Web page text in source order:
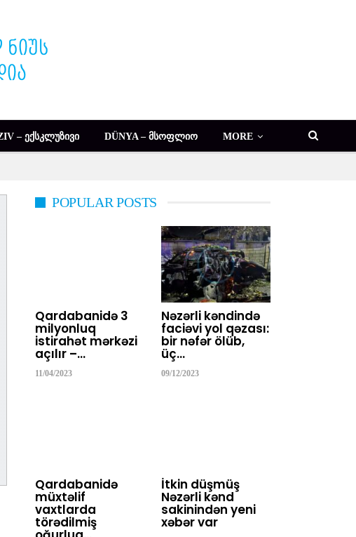
– ᲔᲥᲡᲙᲚᲣᲖᲘᲕᲘ DÜNYA – ᲛᲡᲝᲤᲚᲘᲝ MORE
POPULAR POSTS
Qardabanidə 3
milyonluq
istirahət mərkəzi
açılır –…
11/04/2023
Nəzərli kəndində
faciəvi yol qəzası:
bir nəfər ölüb,
üç…
09/12/2023
Qardabanidə
müxtəlif
vaxtlarda
törədilmiş
İtkin düşmüş
Nəzərli kənd
sakinindən yeni
xəbər var